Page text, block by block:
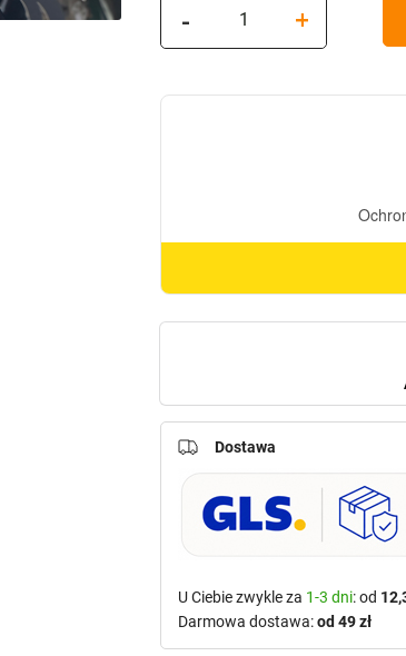
Dostawa
U Ciebie zwykle za 1-3 dni: od
Darmowa dostawa:od 49 zł
-
Znicz
+